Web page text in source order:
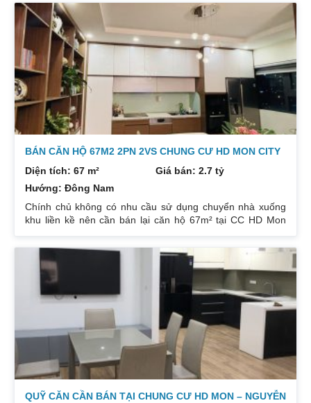
Hướng: TB, ban công Đông Nam. Thiết kế: 4 ngủ 3WC DT:
174m². Nội thất đẹp thiết kế sang trọng trẻ trung. Phòng
khách, bếp, thiết bị vệ sinh tất cả đều mới và sử dụng tốt.
Nhà đã có sổ pháp
BÁN CĂN HỘ 67M2 2PN 2VS CHUNG CƯ HD MON CITY
Diện tích: 67 m²
Giá bán: 2.7 tỷ
Hướng: Đông Nam
Chính chủ không có nhu cầu sử dụng chuyển nhà xuống
khu liền kề nên cần bán lại căn hộ 67m² tại CC HD Mon
công hướng Đông Nam căn góc nhiều mặt thoáng và có
ban công nhỏ phòng ngủ chính. Đồ nội thất cao cấp bán
để lại toàn bộ nội thất cao cấp theo phong cách Châu Âu.
Sổ đỏ chính chủ xem nhà 24/24. Liên hệ xem nhà:
0832133366
QUỸ CĂN CẦN BÁN TẠI CHUNG CƯ HD MON – NGUYỄN